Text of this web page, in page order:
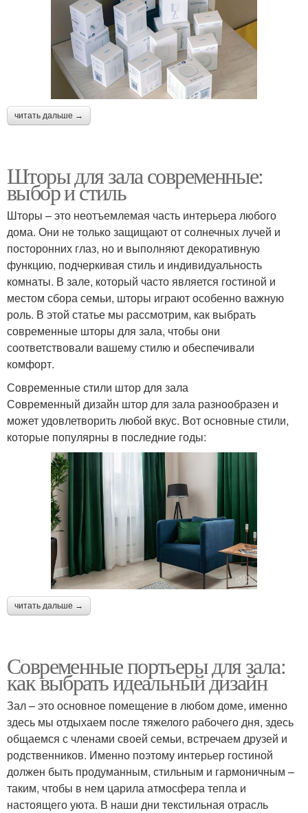
читать дальше →
Шторы для зала современные:
выбор и стиль
Шторы – это неотъемлемая часть интерьера любого
дома. Они не только защищают от солнечных лучей и
посторонних глаз, но и выполняют декоративную
функцию, подчеркивая стиль и индивидуальность
комнаты. В зале, который часто является гостиной и
местом сбора семьи, шторы играют особенно важную
роль. В этой статье мы рассмотрим, как выбрать
современные шторы для зала, чтобы они
соответствовали вашему стилю и обеспечивали
комфорт.
Современные стили штор для зала
Современный дизайн штор для зала разнообразен и
может удовлетворить любой вкус. Вот основные стили,
которые популярны в последние годы:
читать дальше →
Современные портьеры для зала:
как выбрать идеальный дизайн
Зал – это основное помещение в любом доме, именно
здесь мы отдыхаем после тяжелого рабочего дня, здесь
общаемся с членами своей семьи, встречаем друзей и
родственников. Именно поэтому интерьер гостиной
должен быть продуманным, стильным и гармоничным –
таким, чтобы в нем царила атмосфера тепла и
настоящего уюта. В наши дни текстильная отрасль